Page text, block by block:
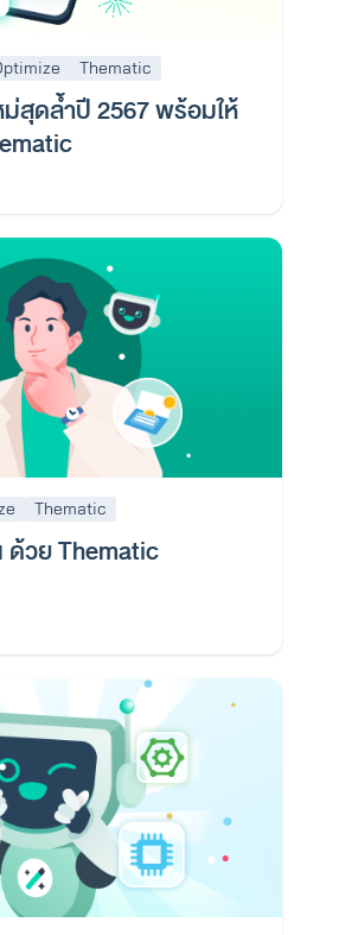
Thematic
ม่สุดล้ำปี 2567 พร้อมให้
Thematic
ด้วย Thematic